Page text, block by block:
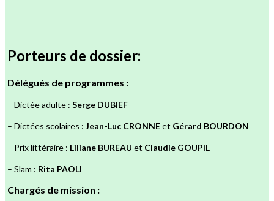
Porteurs de dossier:
Délégués de programmes :
– Dictée adulte : Serge DUBIEF
– Dictées scolaires : Jean-Luc CRONNEet Gérard BOURDON
– Prix littéraire : Liliane BUREAU et Claudie GOUPIL
– Slam : Rita PAOLI
Chargés de mission :